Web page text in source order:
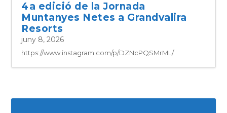
4a edició de la Jornada
Muntanyes Netes a Grandvalira
Resorts
juny 8, 2026
https://www.instagram.com/p/DZNcPQSMrML/